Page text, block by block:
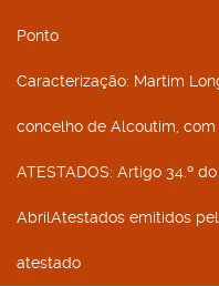
Ponto
Caracterização: Martim
concelho de Alcoutim, com
ATESTADOS: Artigo 34.º
AbrilAtestados emitidos
atestado